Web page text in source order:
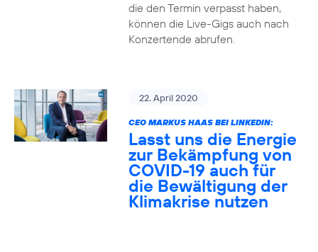
die den Termin verpasst haben,
können die Live-Gigs auch nach
Konzertende abrufen.
22. April 2020
CEO MARKUS HAAS BEI LINKEDIN:
Lasst uns die Energie
zur Bekämpfung von
COVID-19 auch für
die Bewältigung der
Klimakrise nutzen